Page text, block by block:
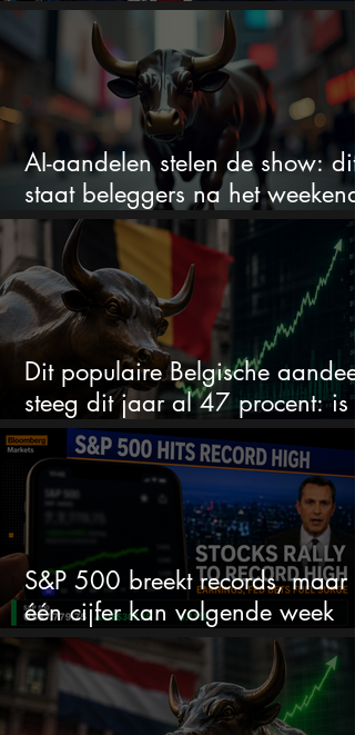
zegt veel over de waardering
AI-aandelen stelen de show: dit
staat beleggers na het weekend
te wachten
Dit populaire Belgische aandeel
steeg dit jaar al 47 procent: is
ruimte voor meer?
S&P 500 breekt records, maar
één cijfer kan volgende week
alles veranderen